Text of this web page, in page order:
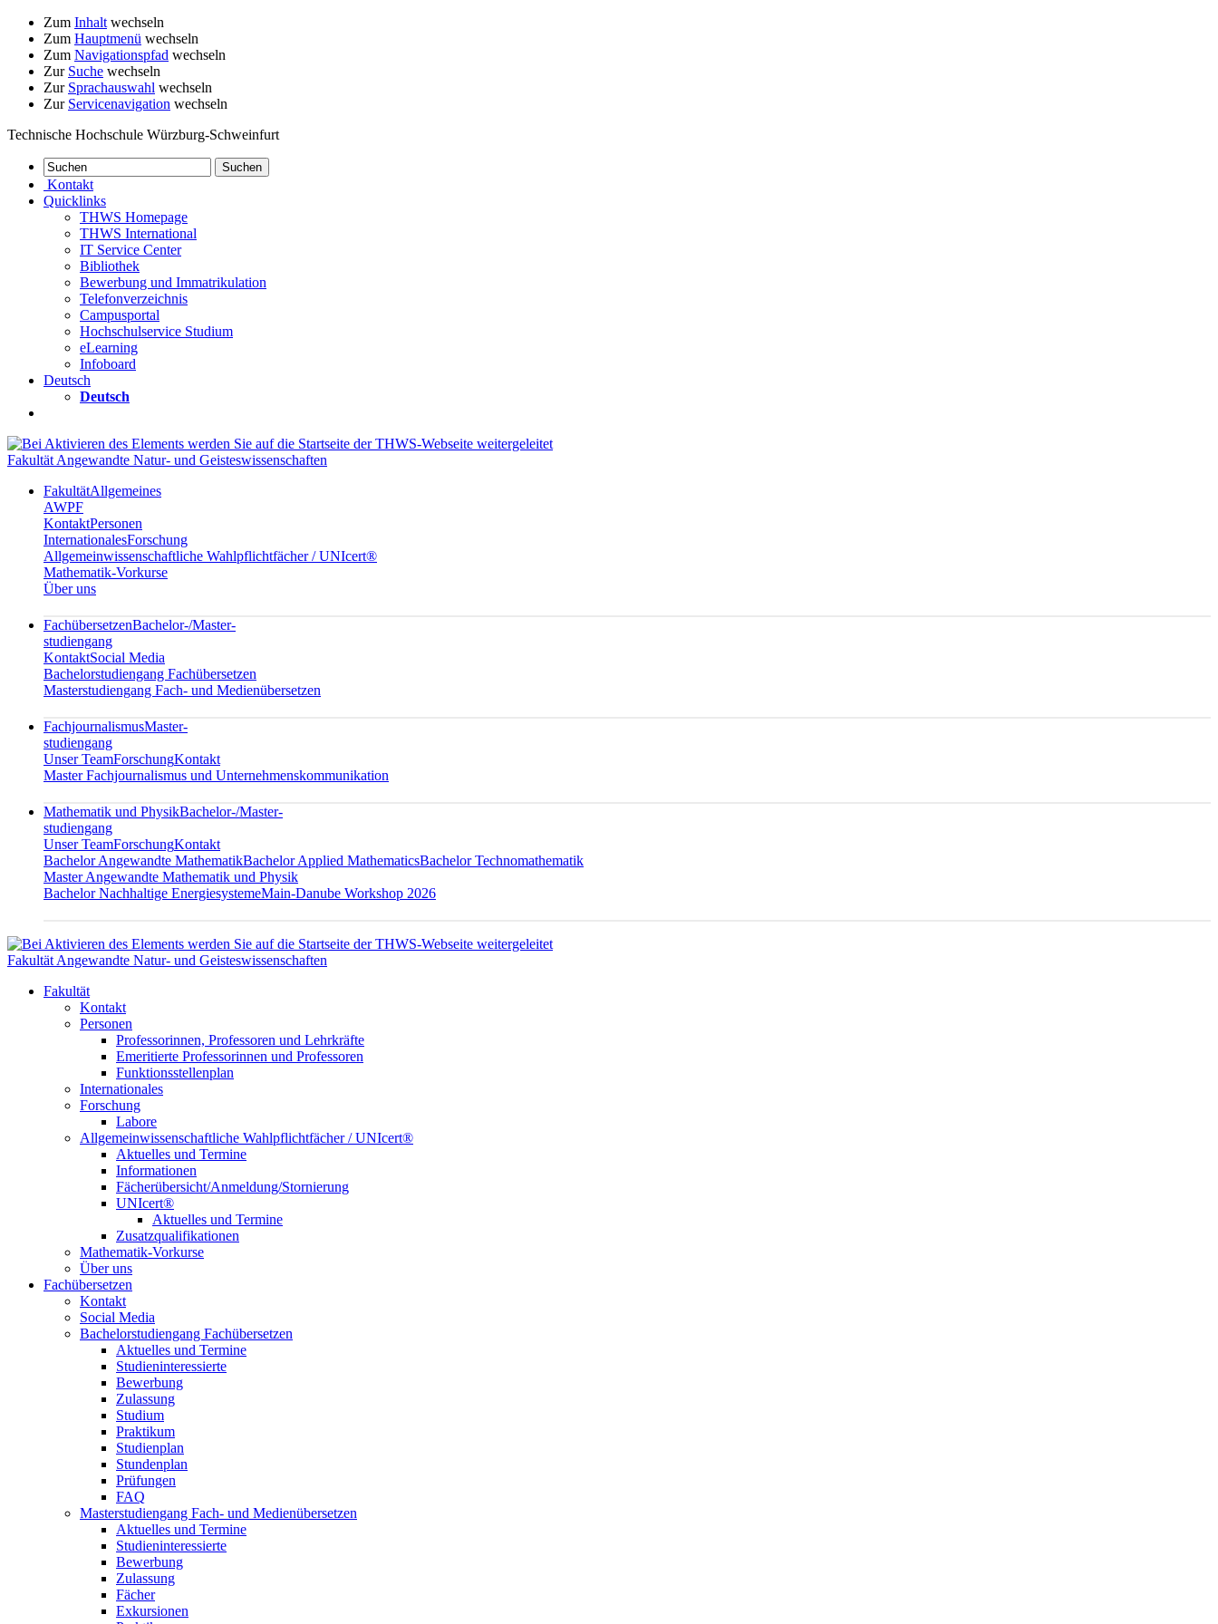
Zum Inhalt wechseln
Zum Hauptmenü wechseln
Zum Navigationspfad wechseln
Zur Suche wechseln
Zur Sprachauswahl wechseln
Zur Servicenavigation wechseln
Technische Hochschule Würzburg-Schweinfurt
Kontakt
Quicklinks
THWS Homepage
THWS International
IT Service Center
Bibliothek
Bewerbung und Immatrikulation
Telefonverzeichnis
Campusportal
Hochschulservice Studium
eLearning
Infoboard
Deutsch
Deutsch
Fakultät Angewandte Natur- und Geisteswissenschaften
FakultätAllgemeines
AWPF
KontaktPersonen
InternationalesForschung
Allgemeinwissenschaftliche Wahlpflichtfächer / UNIcert®
Mathematik-Vorkurse
Über uns
FachübersetzenBachelor-/Master-
studiengang
KontaktSocial Media
Bachelorstudiengang Fachübersetzen
Masterstudiengang Fach- und Medienübersetzen
FachjournalismusMaster-
studiengang
Unser TeamForschungKontakt
Master Fachjournalismus und Unternehmenskommunikation
Mathematik und PhysikBachelor-/Master-
studiengang
Unser TeamForschungKontakt
Bachelor Angewandte MathematikBachelor Applied MathematicsBachelor Technomathematik
Master Angewandte Mathematik und Physik
Bachelor Nachhaltige EnergiesystemeMain-Danube Workshop 2026
Fakultät Angewandte Natur- und Geisteswissenschaften
Fakultät
Kontakt
Personen
Professorinnen, Professoren und Lehrkräfte
Emeritierte Professorinnen und Professoren
Funktionsstellenplan
Internationales
Forschung
Labore
Allgemeinwissenschaftliche Wahlpflichtfächer / UNIcert®
Aktuelles und Termine
Informationen
Fächerübersicht/Anmeldung/Stornierung
UNIcert®
Aktuelles und Termine
Zusatzqualifikationen
Mathematik-Vorkurse
Über uns
Fachübersetzen
Kontakt
Social Media
Bachelorstudiengang Fachübersetzen
Aktuelles und Termine
Studieninteressierte
Bewerbung
Zulassung
Studium
Praktikum
Studienplan
Stundenplan
Prüfungen
FAQ
Masterstudiengang Fach- und Medienübersetzen
Aktuelles und Termine
Studieninteressierte
Bewerbung
Zulassung
Fächer
Exkursionen